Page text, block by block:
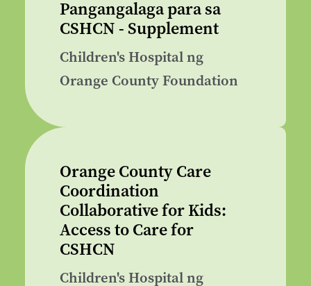
Pangangalaga para sa
CSHCN - Supplement
Children's Hospital ng
Orange County Foundation
Orange County Care
Coordination
Collaborative for Kids:
Access to Care for
CSHCN
Children's Hospital ng